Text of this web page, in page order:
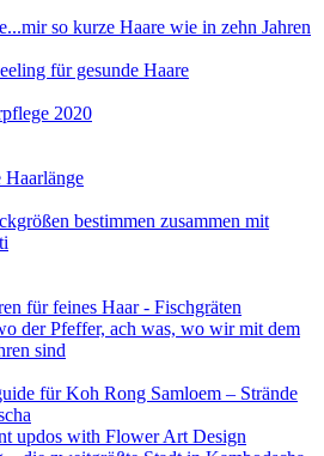
so kurze Haare wie in zehn Jahren
für gesunde Haare
2020
Haarlänge
bestimmen zusammen mit
für feines Haar - Fischgräten
der Pfeffer, ach was, wo wir mit dem
sind
für Koh Rong Samloem – Strände
updos with Flower Art Design